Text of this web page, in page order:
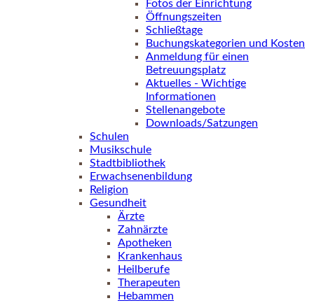
Fotos der Einrichtung
Öffnungszeiten
Schließtage
Buchungskategorien und Kosten
Anmeldung für einen
Betreuungsplatz
Aktuelles - Wichtige
Informationen
Stellenangebote
Downloads/Satzungen
Schulen
Musikschule
Stadtbibliothek
Erwachsenenbildung
Religion
Gesundheit
Ärzte
Zahnärzte
Apotheken
Krankenhaus
Heilberufe
Therapeuten
Hebammen